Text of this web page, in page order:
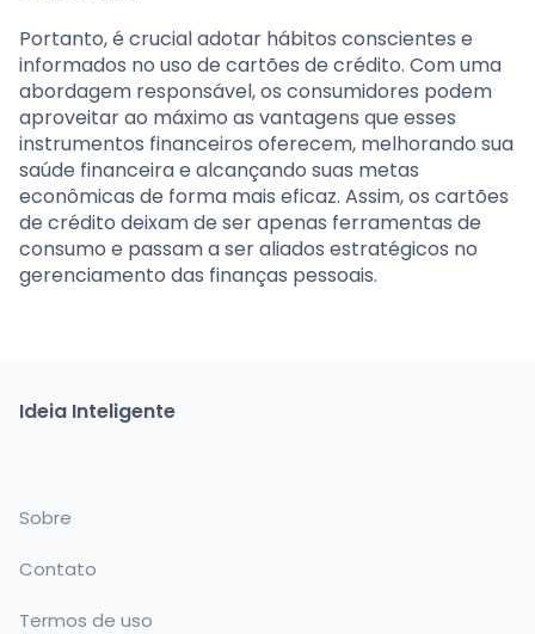
Portanto, é crucial adotar hábitos conscientes e
informados no uso de cartões de crédito. Com uma
abordagem responsável, os consumidores podem
aproveitar ao máximo as vantagens que esses
instrumentos financeiros oferecem, melhorando sua
saúde financeira e alcançando suas metas
econômicas de forma mais eficaz. Assim, os cartões
de crédito deixam de ser apenas ferramentas de
consumo e passam a ser aliados estratégicos no
gerenciamento das finanças pessoais.
Ideia Inteligente
Sobre
Contato
Termos de uso